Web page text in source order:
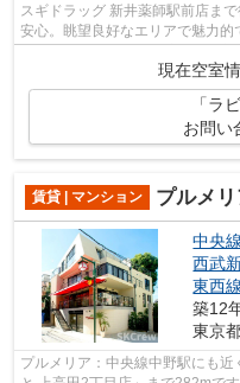
スギドラッグ 新井薬師駅前店ま
安心。眺望良好なエリアで魅力的
けるので、カードで決済したい方
現在空室
「ラ
お問い
賃貸 | マンション プルメ
中央線
西武
東西線
築12
東京
プルメリア：中央線中野駅にも